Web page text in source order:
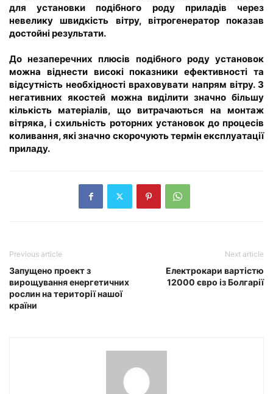
для установки подібного роду приладів через
невелику швидкість вітру, вітрогенератор показав
достойні результати.
До незаперечних плюсів подібного роду установок
можна віднести високі показники ефективності та
відсутність необхідності враховувати напрям вітру. З
негативних якостей можна виділити значно більшу
кількість матеріалів, що витрачаються на монтаж
вітряка, і схильність роторних установок до процесів
коливання, які значно скорочують термін експлуатації
приладу.
Previous article
Запущено проект з
вирощування енергетичних
рослин на території нашої
країни
Next article
Електрокари вартістю
12000 євро із Болгарії